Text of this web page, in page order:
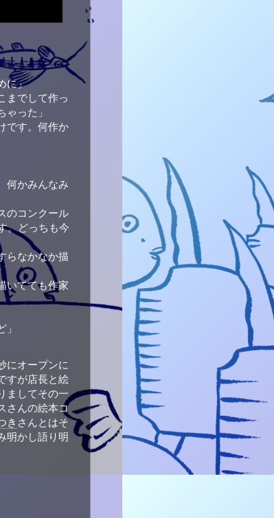
に」
までして作っ
った」
です。何作か
何かみんなみ
のコンクール
。どっちも今
らなかなか描
いてても作家
にオープンに
すが店長と絵
ましてその一
さんの絵本コ
き さんとはそ
明かし語り明